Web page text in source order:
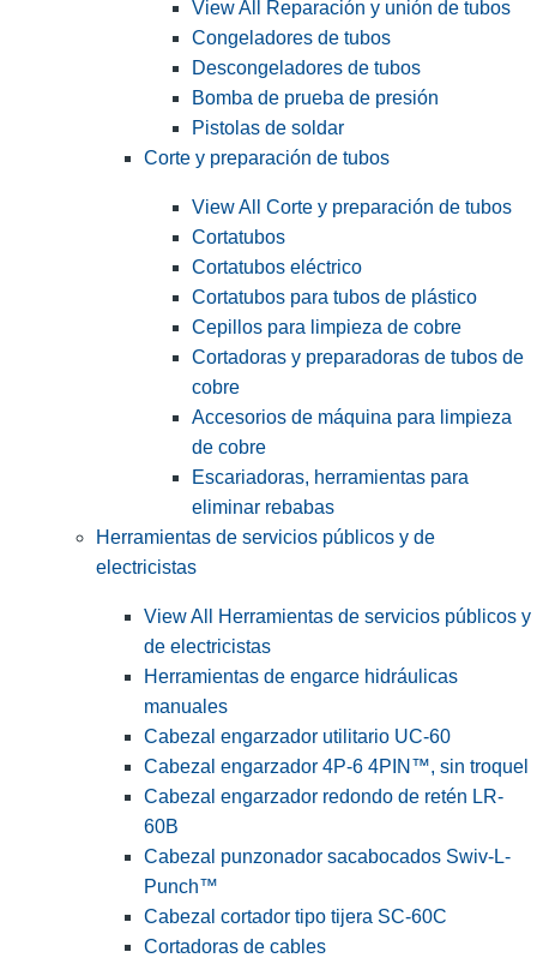
View All Reparación y unión de tubos
Congeladores de tubos
Descongeladores de tubos
Bomba de prueba de presión
Pistolas de soldar
Corte y preparación de tubos
View All Corte y preparación de tubos
Cortatubos
Cortatubos eléctrico
Cortatubos para tubos de plástico
Cepillos para limpieza de cobre
Cortadoras y preparadoras de tubos de
cobre
Accesorios de máquina para limpieza
de cobre
Escariadoras, herramientas para
eliminar rebabas
Herramientas de servicios públicos y de
electricistas
View All Herramientas de servicios públicos y
de electricistas
Herramientas de engarce hidráulicas
manuales
Cabezal engarzador utilitario UC-60
Cabezal engarzador 4P-6 4PIN™, sin troquel
Cabezal engarzador redondo de retén LR-
60B
Cabezal punzonador sacabocados Swiv-L-
Punch™
Cabezal cortador tipo tijera SC-60C
Cortadoras de cables